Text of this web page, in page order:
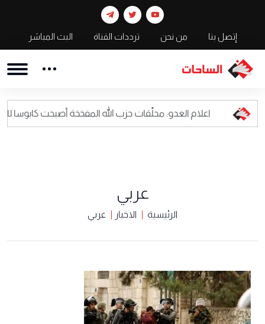
إتصل بنا من نحن ترددات القناة البث المباشر
اعلام العدو: محلّقات حزب الله المفخخة أصبحت كابوسا للقيادة العسكرية
عربي
الرئيسية الاخبار عربي